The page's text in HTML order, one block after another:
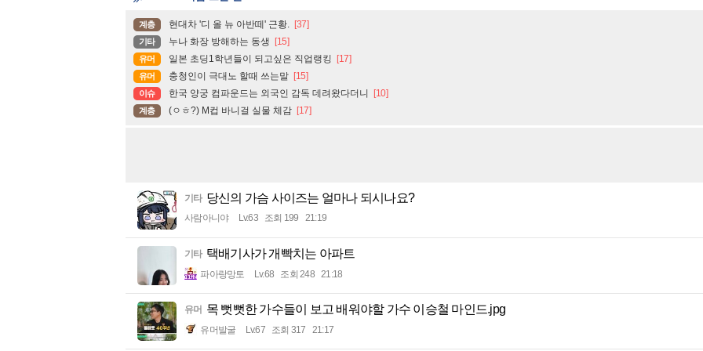
계층 현대차 '디 올 뉴 아반떼' 근황. [37]
기타 누나 화장 방해하는 동생 [15]
유머 일본 초딩1학년들이 되고싶은 직업랭킹 [17]
유머 충청인이 극대노 할때 쓰는말 [15]
이슈 한국 양궁 컴파운드는 외국인 감독 데려왔다더니 [10]
계층 (ㅇㅎ?) M컵 바니걸 실물 체감 [17]
기타 당신의 가슴 사이즈는 얼마나 되시나요?
사람아니야 Lv.63 조회 199 21:19
기타 택배기사가 개빡치는 아파트
파아랑망토 Lv.68 조회 248 21:18
유머 목 뻣뻣한 가수들이 보고 배워야할 가수 이승철 마인드.jpg
유머발굴 Lv.67 조회 317 21:17